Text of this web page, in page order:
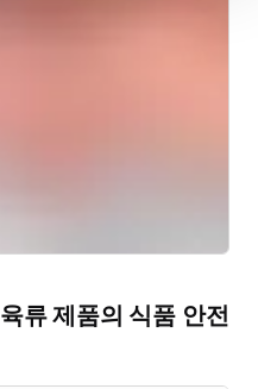
류 제품의 식품 안전